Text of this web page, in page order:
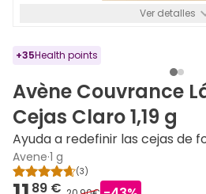
Ver detalles
+35Health points
Avène Couvrance
Cejas Claro 1,19 g
Ayuda a redefinir las cejas de
Avene·1 g
(3)
89 €